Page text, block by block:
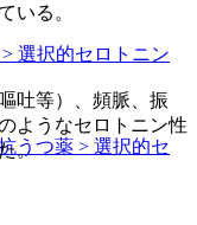
選択的セロトニン
うつ薬 > 選択的セ
いる。
吐等）、頻脈、振
ようなセロトニン性
。